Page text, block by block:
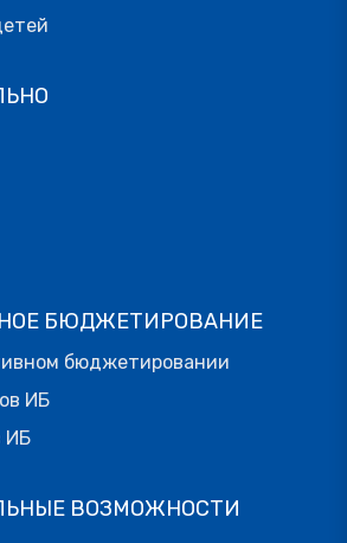
БЮДЖЕТИРОВАНИЕ
бюджетировании
ИБ
ИБ
ВОЗМОЖНОСТИ